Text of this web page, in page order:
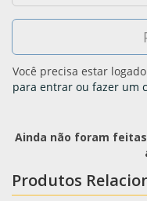
Você precisa estar
para entrar ou fazer um
Ainda não foram
Produtos